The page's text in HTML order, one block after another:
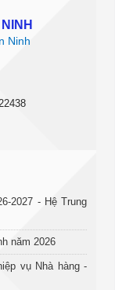
Ninh
2027 - Hệ Trung
năm 2026
vụ Nhà hàng -